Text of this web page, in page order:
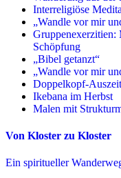
Interreligiöse
„Wandle vor mir
Gruppenexerzitien:
Schöpfung
„Bibel getanzt“
„Wandle vor mir
Doppelkopf-Auszeit
Ikebana im Herbst
Malen mit
Von Kloster zu Kloster
Ein spiritueller